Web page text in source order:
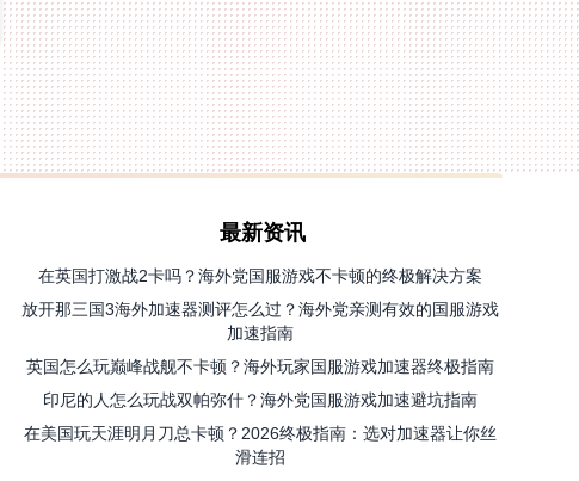
最新资讯
在英国打激战2卡吗？海外党国服游戏不卡顿的终极解决方案
放开那三国3海外加速器测评怎么过？海外党亲测有效的国服游戏
加速指南
英国怎么玩巅峰战舰不卡顿？海外玩家国服游戏加速器终极指南
印尼的人怎么玩战双帕弥什？海外党国服游戏加速避坑指南
在美国玩天涯明月刀总卡顿？2026终极指南：选对加速器让你丝
滑连招